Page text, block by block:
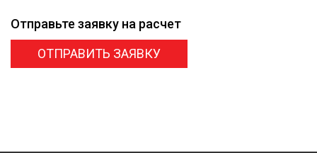
Отправьте заявку на расчет
ОТПРАВИТЬ ЗАЯВКУ